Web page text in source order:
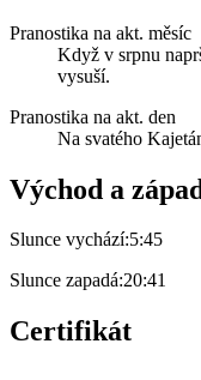
Pranostika na akt. měsíc
Když v srpnu
vysuší.
Pranostika na akt. den
Na svatého
Východ a
Slunce vychází:5:45
Slunce zapadá:20:41
Certifikát